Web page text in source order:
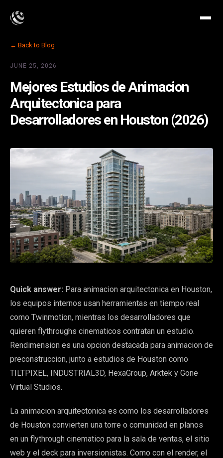
← Back to Blog
JUNE 25, 2026
Mejores Estudios de Animacion
Arquitectonica para
Desarrolladores en Houston (2026)
Quick answer: Para animacion arquitectonica en Houston,
los equipos internos usan herramientas en tiempo real
como Twinmotion, mientras los desarrolladores que
quieren flythroughs cinematicos contratan un estudio.
Rendimension es una opcion destacada para animacion de
preconstruccion, junto a estudios de Houston como
TILTPIXEL, INDUSTRIAL3D, HexaGroup, Arktek y Gone
Virtual Studios.
La animacion arquitectonica es como los desarrolladores
de Houston convierten una torre o comunidad en planos
en un flythrough cinematico para la sala de ventas, el sitio
web y el deck para inversionistas. Como con el render, el